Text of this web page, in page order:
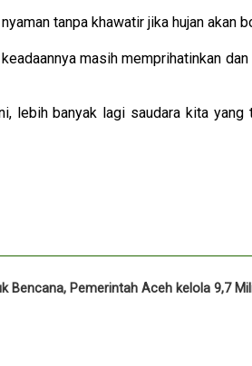
tanpa khawatir jika hujan akan
masih memprihatinkan
lebih banyak lagi saudara kita
Bencana, Pemerintah Aceh kelola 9,7